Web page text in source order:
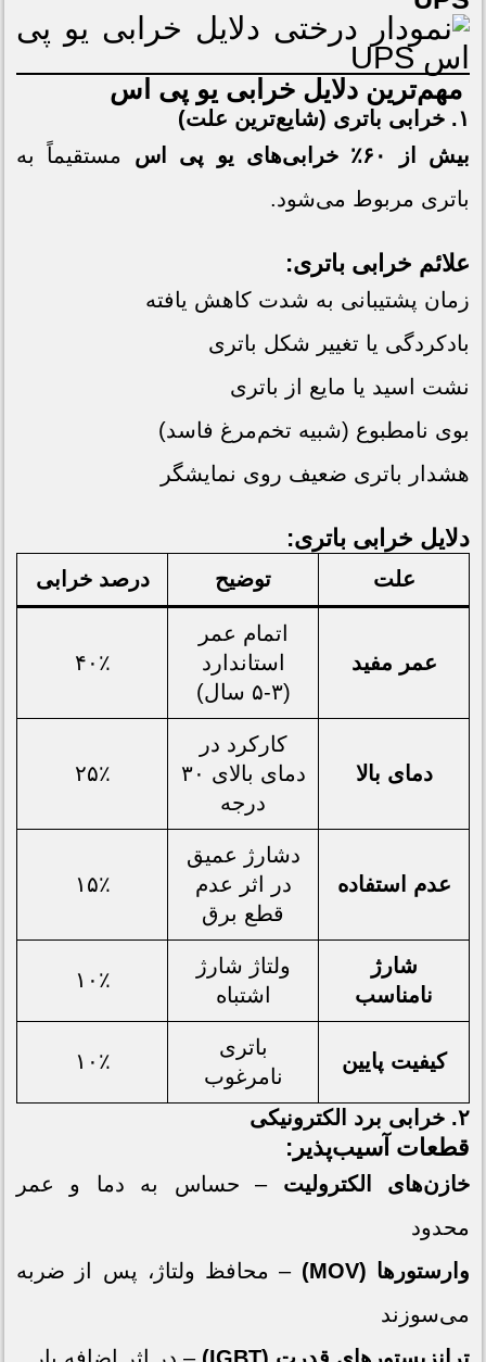
مهم‌ترین دلایل خرابی یو پی اس
۱. خرابی باتری (شایع‌ترین علت)
بیش از ۶۰٪ خرابی‌های
یو پی اس مستقیماً به
باتری مربوط می‌شود.
علائم خرابی باتری:
زمان پشتیبانی به شدت کاهش یافته
بادکردگی یا تغییر شکل باتری
نشت اسید یا مایع از باتری
بوی نامطبوع (شبیه تخم‌مرغ فاسد)
هشدار باتری ضعیف روی نمایشگر
دلایل خرابی باتری:
علت توضیح درصد خرابی
عمر مفید
اتمام عمر
استاندارد
(۳-۵ سال)
۴۰٪
دمای بالا
کارکرد در
دمای بالای ۳۰
درجه
۲۵٪
عدم استفاده
دشارژ عمیق
در اثر عدم
قطع برق
۱۵٪
شارژ
نامناسب
ولتاژ شارژ
اشتباه
۱۰٪
کیفیت پایین
باتری
نامرغوب
۱۰٪
۲. خرابی برد الکترونیکی
قطعات آسیب‌پذیر:
خازن‌های الکترولیت – حساس به دما و عمر
محدود
وارستورها (MOV)
– محافظ ولتاژ، پس از ضربه
می‌سوزند